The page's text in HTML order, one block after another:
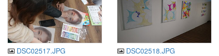
DSC02517.JPG DSC02518.JPG